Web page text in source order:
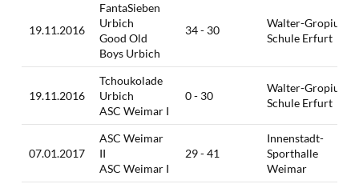
19.11.2016
FantaSieben
Urbich
Good Old
Boys Urbich
34 - 30
Walter-Gropius-
Schule Erfurt
19.11.2016
Tchoukolade
Urbich
ASC Weimar I
0 - 30
Walter-Gropius-
Schule Erfurt
07.01.2017
ASC Weimar
II
ASC Weimar I
29 - 41
Innenstadt-
Sporthalle
Weimar